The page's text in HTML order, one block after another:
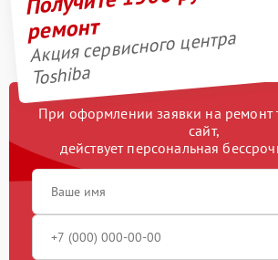
ремонт
Акция сервисного центра
Toshiba
При оформлении заявки на ремонт
сайт,
действует персональная